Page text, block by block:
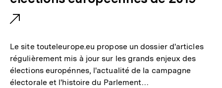
n
:
t
e
r
n
e
Le site touteleurope.eu propose un dossier d'articles
régulièrement mis à jour sur les grands enjeux des
élections europénnes, l'actualité de la campagne
électorale et l'histoire du Parlement…